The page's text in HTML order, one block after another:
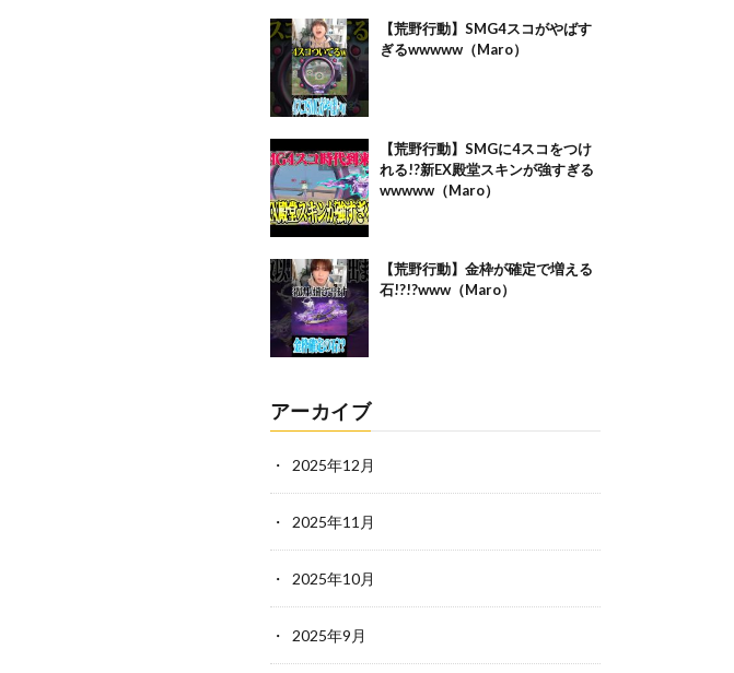
【荒野行動】SMG4スコがやばす
ぎるwwwww（Maro）
【荒野行動】SMGに4スコをつけ
れる!?新EX殿堂スキンが強すぎる
wwwww（Maro）
【荒野行動】金枠が確定で増える
石!?!?www（Maro）
アーカイブ
2025年12月
2025年11月
2025年10月
2025年9月